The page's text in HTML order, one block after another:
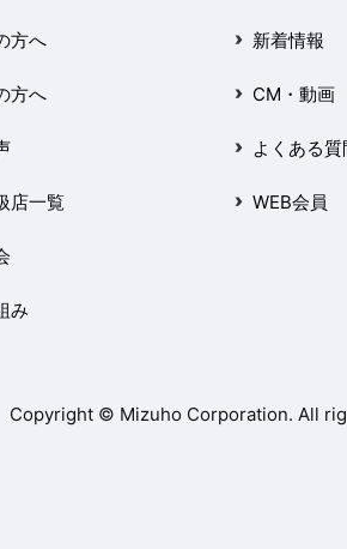
方へ
方へ
店一覧
み
新着情報
CM・動画
よくある質
WEB会員
Copyright © Mizuho Corporation. All